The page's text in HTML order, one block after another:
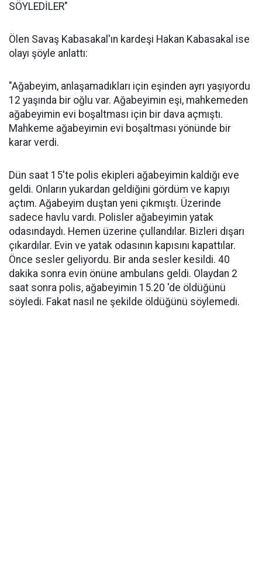
SÖYLEDİLER"
Ölen Savaş Kabasakal'ın kardeşi Hakan Kabasakal ise
olayı şöyle anlattı:
"Ağabeyim, anlaşamadıkları için eşinden ayrı yaşıyordu
12 yaşında bir oğlu var. Ağabeyimin eşi, mahkemeden
ağabeyimin evi boşaltması için bir dava açmıştı.
Mahkeme ağabeyimin evi boşaltması yönünde bir
karar verdi.
Dün saat 15'te polis ekipleri ağabeyimin kaldığı eve
geldi. Onların yukardan geldiğini gördüm ve kapıyı
açtım. Ağabeyim duştan yeni çıkmıştı. Üzerinde
sadece havlu vardı. Polisler ağabeyimin yatak
odasındaydı. Hemen üzerine çullandılar. Bizleri dışarı
çıkardılar. Evin ve yatak odasının kapısını kapattılar.
Önce sesler geliyordu. Bir anda sesler kesildi. 40
dakika sonra evin önüne ambulans geldi. Olaydan 2
saat sonra polis, ağabeyimin 15.20 'de öldüğünü
söyledi. Fakat nasıl ne şekilde öldüğünü söylemedi.